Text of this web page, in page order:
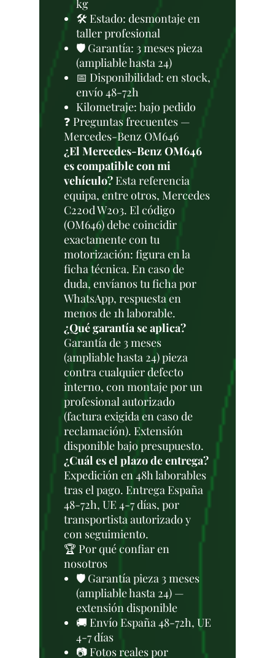
kg
🛠 Estado: desmontaje en
taller profesional
🛡️ Garantía: 3 meses pieza
(ampliable hasta 24)
📅 Disponibilidad: en stock,
envío 48-72h
Kilometraje: bajo pedido
❓ Preguntas frecuentes —
Mercedes-Benz OM646
¿El Mercedes-Benz OM646
es compatible con mi
vehículo? Esta referencia
equipa, entre otros, Mercedes
C220d W203. El código
(OM646) debe coincidir
exactamente con tu
motorización: figura en la
ficha técnica. En caso de
duda, envíanos tu ficha por
WhatsApp, respuesta en
menos de 1h laborable.
¿Qué garantía se aplica?
Garantía de 3 meses
(ampliable hasta 24) pieza
contra cualquier defecto
interno, con montaje por un
profesional autorizado
(factura exigida en caso de
reclamación). Extensión
disponible bajo presupuesto.
¿Cuál es el plazo de entrega?
Expedición en 48h laborables
tras el pago. Entrega España
48-72h, UE 4-7 días, por
transportista autorizado y
con seguimiento.
🏆 Por qué confiar en
nosotros
🛡️ Garantía pieza 3 meses
(ampliable hasta 24) —
extensión disponible
🚚 Envío España 48-72h, UE
4-7 días
📷 Fotos reales por